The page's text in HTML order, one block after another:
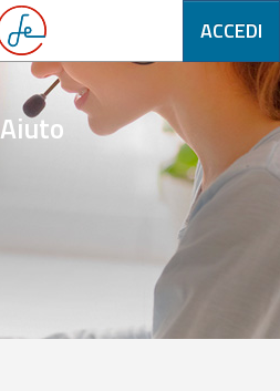
ACCEDI
Aiuto